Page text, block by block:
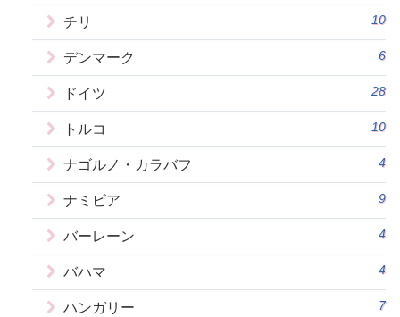
チリ 10
デンマーク 6
ドイツ 28
トルコ 10
ナゴルノ・カラバフ 4
ナミビア 9
バーレーン 4
バハマ 4
ハンガリー 7